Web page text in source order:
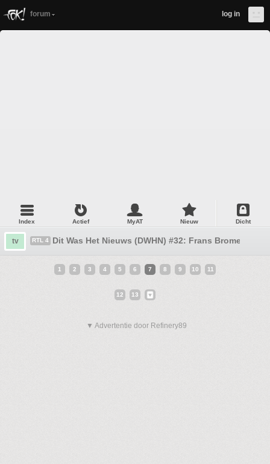
forum log in
Index Actief MyAT Nieuw Dicht
tv RTL 4 Dit Was Het Nieuws (DWHN) #32: Frans Bromet _O_
1 2 3 4 5 6 7 8 9 10 11
12 13
▼ Advertentie door Refinery89